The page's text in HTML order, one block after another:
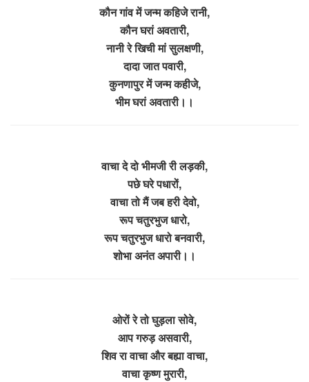
कौन गांव में जन्म कहिजे रानी,
कौन घरां अवतारी,
नानी रे खिची मां सुलक्षणी,
दादा जात पवारी,
कुनणापुर में जन्म कहीजे,
भीम घरां अवतारी।।
वाचा दे दो भीमजी री लड़की,
पछे घरे पधारों,
वाचा तो मैं जब हरी देवो,
रूप चतुरभुज धारो,
रूप चतुरभुज धारो बनवारी,
शोभा अनंत अपारी।।
ओरों रे तो घुड़ला सोवे,
आप गरुड़ असवारी,
शिव रा वाचा और बह्या वाचा,
वाचा कृष्ण मुरारी,